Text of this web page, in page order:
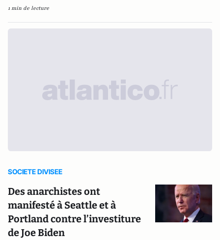
1 min de lecture
SOCIETE DIVISEE
Des anarchistes ont
manifesté à Seattle et à
Portland contre l’investiture
de Joe Biden